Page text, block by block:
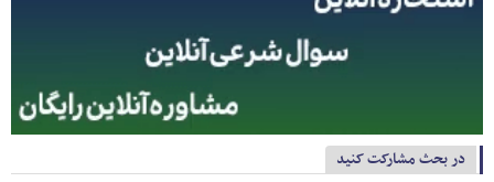
در بحث مشارکت کنید